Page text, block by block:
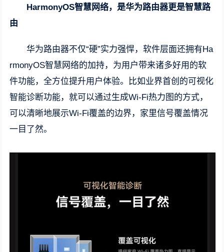
HarmonyOS智慧网络，是华为路由器更是智慧路
由
华为路由器不仅“硬”实力强悍，软件层面还拥有Ha
rmonyOS智慧网络的加持，为用户带来诸多好用的软
件功能，全方位提升用户体验。比如业界首创的可视化
智能诊断功能，就可以通过生成Wi-Fi热力图的方式，
可以清晰地展示Wi-Fi覆盖的边界，家里信号覆盖情况
一目了然。